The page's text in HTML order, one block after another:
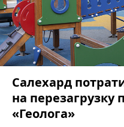
Салехард
на перезагрузку
«Геолога»